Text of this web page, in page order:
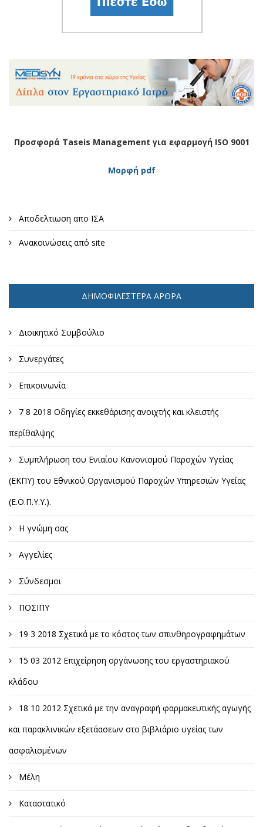
Προσφορά Taseis Management για εφαρμογή ISO 9001
Μορφή pdf
Αποδελτιωση απο ΙΣΑ
Ανακοινώσεις από site
ΔΗΜΟΦΙΛΈΣΤΕΡΑ ΆΡΘΡΑ
Διοικητικό Συμβούλιο
Συνεργάτες
Επικοινωνία
7 8 2018 Οδηγίες εκκεθάρισης ανοιχτής και κλειστής
περίθαλψης
Συμπλήρωση του Ενιαίου Κανονισμού Παροχών Υγείας
(ΕΚΠΥ) του Εθνικού Οργανισμού Παροχών Υπηρεσιών Υγείας
(Ε.Ο.Π.Υ.Υ.).
Η γνώμη σας
Αγγελίες
Σύνδεσμοι
ΠΟΣΙΠΥ
19 3 2018 Σχετικά με το κόστος των σπινθηρογραφημάτων
15 03 2012 Επιχείρηση οργάνωσης του εργαστηριακού
κλάδου
18 10 2012 Σχετικά με την αναγραφή φαρμακευτικής αγωγής
και παρακλινικών εξετάασεων στο βιβλιάριο υγείας των
ασφαλισμένων
Μέλη
Καταστατικό